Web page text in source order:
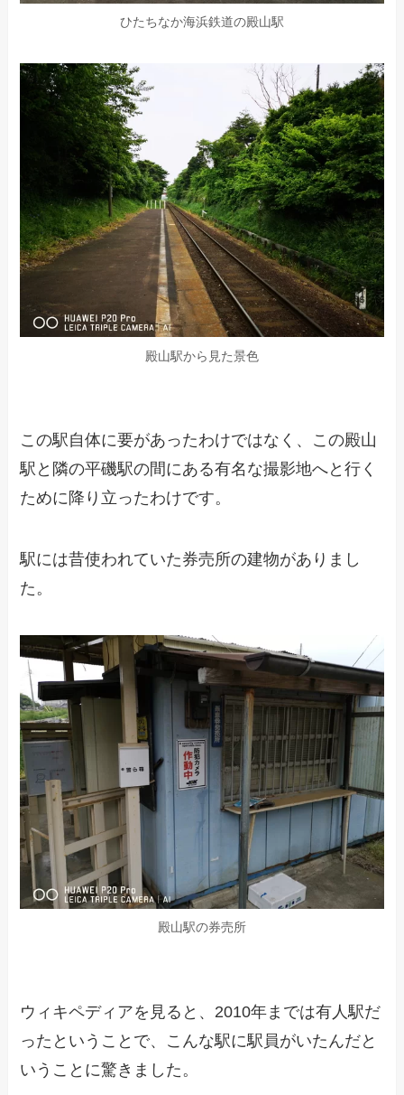
ひたちなか海浜鉄道の殿山駅
殿山駅から見た景色
この駅自体に要があったわけではなく、この殿山
駅と隣の平磯駅の間にある有名な撮影地へと行く
ために降り立ったわけです。
駅には昔使われていた券売所の建物がありまし
た。
殿山駅の券売所
ウィキペディアを見ると、2010年までは有人駅だ
ったということで、こんな駅に駅員がいたんだと
いうことに驚きました。